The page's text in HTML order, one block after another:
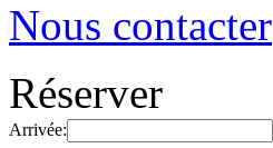
Nous contacter
Réserver
Arrivée: